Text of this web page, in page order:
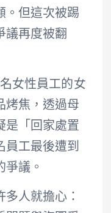
。但這次被踢
議再度被翻
女性員工的女
烤焦，透過母
是「回家處置
員工最後遭到
議。
人就擔心：